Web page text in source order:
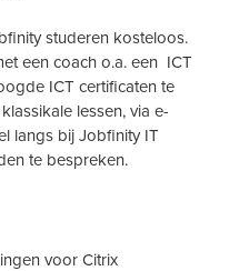
studeren kosteloos.
een coach o.a. een ICT
ICT certificaten te
lessen, via e-
langs bij Jobfinity IT
te bespreken.
voor Citrix